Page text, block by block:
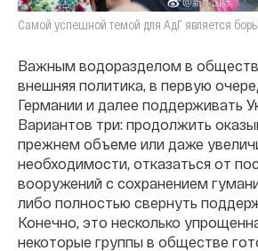
Самой успешной темой для АдГ является
Важным водоразделом в
внешняя политика, в первую
Германии и далее поддерживать
Вариантов три: продолжить
прежнем объеме или даже
необходимости, отказаться от
вооружений с сохранением
либо полностью свернуть
Конечно, это несколько
некоторые группы в обществе